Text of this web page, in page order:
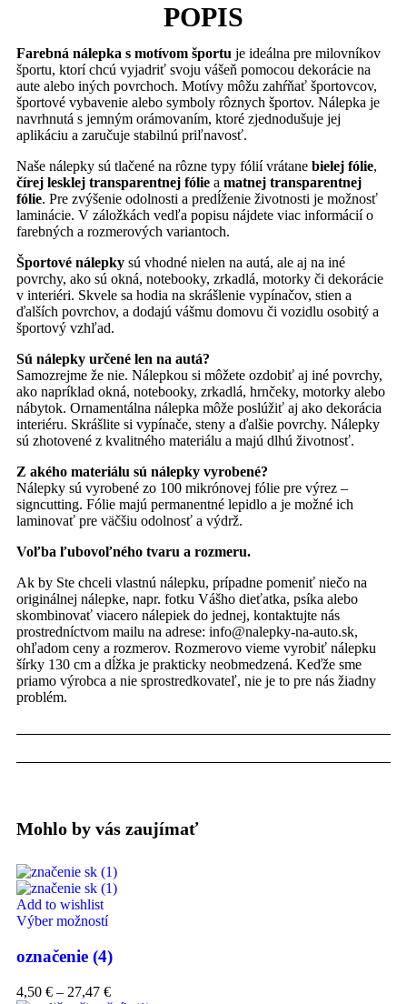
POPIS
Farebná nálepka s motívom športu je ideálna pre milovníkov
športu, ktorí chcú vyjadriť svoju vášeň pomocou dekorácie na
aute alebo iných povrchoch. Motívy môžu zahŕňať športovcov,
športové vybavenie alebo symboly rôznych športov. Nálepka je
navrhnutá s jemným orámovaním, ktoré zjednodušuje jej
aplikáciu a zaručuje stabilnú priľnavosť.
Naše nálepky sú tlačené na rôzne typy fólií vrátane bielej fólie,
čírej lesklej transparentnej fólie a matnej transparentnej
fólie. Pre zvýšenie odolnosti a predĺženie životnosti je možnosť
laminácie. V záložkách vedľa popisu nájdete viac informácií o
farebných a rozmerových variantoch.
Športové nálepky sú vhodné nielen na autá, ale aj na iné
povrchy, ako sú okná, notebooky, zrkadlá, motorky či dekorácie
v interiéri. Skvele sa hodia na skrášlenie vypínačov, stien a
ďalších povrchov, a dodajú vášmu domovu či vozidlu osobitý a
športový vzhľad.
Sú nálepky určené len na autá?
Samozrejme že nie. Nálepkou si môžete ozdobiť aj iné povrchy,
ako napríklad okná, notebooky, zrkadlá, hrnčeky, motorky alebo
nábytok. Ornamentálna nálepka môže poslúžiť aj ako dekorácia
interiéru. Skrášlite si vypínače, steny a ďalšie povrchy. Nálepky
sú zhotovené z kvalitného materiálu a majú dlhú životnosť.
Z akého materiálu sú nálepky vyrobené?
Nálepky sú vyrobené zo 100 mikrónovej fólie pre výrez –
signcutting. Fólie majú permanentné lepidlo a je možné ich
laminovať pre väčšiu odolnosť a výdrž.
Voľba ľubovoľného tvaru a rozmeru.
Ak by Ste chceli vlastnú nálepku, prípadne pomeniť niečo na
originálnej nálepke, napr. fotku Vášho dieťatka, psíka alebo
skombinovať viacero nálepiek do jednej, kontaktujte nás
prostredníctvom mailu na adrese: info@nalepky-na-auto.sk,
ohľadom ceny a rozmerov. Rozmerovo vieme vyrobiť nálepku
šírky 130 cm a dĺžka je prakticky neobmedzená. Keďže sme
priamo výrobca a nie sprostredkovateľ, nie je to pre nás žiadny
problém.
Mohlo by vás zaujímať
Add to wishlist
Výber možností
označenie (4)
4,50 € – 27,47 €